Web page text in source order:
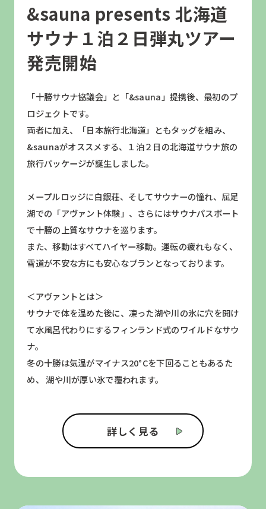
&sauna presents 北海道
サウナ１泊２日弾丸ツアー
発売開始
「十勝サウナ協議会」と「&sauna」提携後、最初のプ
ロジェクトです。
両者に加え、「日本旅行北海道」ともタッグを組み、
&saunaがオススメする、１泊２日の北海道サウナ旅の
旅行パッケージが誕生しました。
メープルロッジに白銀荘、そしてサウナーの憧れ、屈足
湖での「アヴァント体験」、さらにはサウナパスポート
で十勝の上質なサウナを巡ります。
また、移動はすべてハイヤー移動。運転の疲れもなく、
雪道が不安な方にも安心なプランとなっております。
＜アヴァントとは＞
サウナで体を温めた後に、凍った湖や川の氷に穴を開け
て水風呂代わりにするフィンランド式のワイルドなサウ
ナ。
冬の十勝は気温がマイナス20°Cを下回ることもあるた
め、 湖や川が厚い氷で覆われます。
詳しく見る